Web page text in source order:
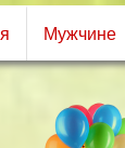
Мужчине